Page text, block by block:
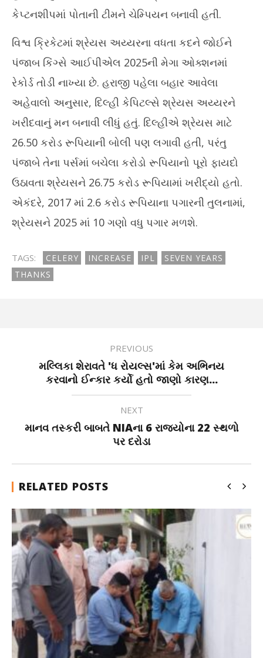
કેપ્ટનશીપમાં પોતાની ટીમને ચેમ્પિયન બનાવી હતી.
વિશ્વ ક્રિકેટમાં શ્રેયસ અય્યરના વધતા કદને જોઈને
પંજાબ કિંગ્સે આઈપીએલ 2025ની મેગા ઓક્શનમાં
રેકોર્ડ તોડી નાખ્યા છે. હરાજી પહેલા બહાર આવેલા
અહેવાલો અનુસાર, દિલ્હી કેપિટલ્સે શ્રેયસ અય્યરને
ખરીદવાનું મન બનાવી લીધું હતું. દિલ્હીએ શ્રેયસ માટે
26.50 કરોડ રૂપિયાની બોલી પણ લગાવી હતી, પરંતુ
પંજાબે તેના પર્સમાં બચેલા કરોડો રૂપિયાનો પૂરો ફાયદો
ઉઠાવતા શ્રેયસને 26.75 કરોડ રૂપિયામાં ખરીદ્યો હતો.
એકંદરે, 2017 માં 2.6 કરોડ રૂપિયાના પગારની તુલનામાં,
શ્રેયસને 2025 માં 10 ગણો વધુ પગાર મળશે.
TAGS: CELERY INCREASE IPL
SEVEN YEARS
THANKS
PREVIOUS
મલ્લિકા શેરાવતે 'ધ રોયલ્સ'માં કેમ અભિનય
કરવાનો ઈન્કાર કર્યો હતો જાણો કારણ...
NEXT
માનવ તસ્કરી બાબતે NIAના 6 રાજ્યોના 22 સ્થળો
પર દરોડા
RELATED POSTS